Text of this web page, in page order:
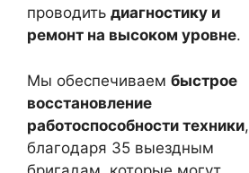
проводить диагностику и
ремонт на высоком уровне.
Мы обеспечиваем быстрое
восстановление
работоспособности техники,
благодаря 35 выездным